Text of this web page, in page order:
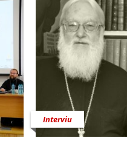
Interviu